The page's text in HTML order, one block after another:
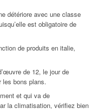
détériore avec une classe
est obligatoire de
de produits en italie,
de 12, le jour de
les bons plans.
et qui va de
la climatisation, vérifiez bien